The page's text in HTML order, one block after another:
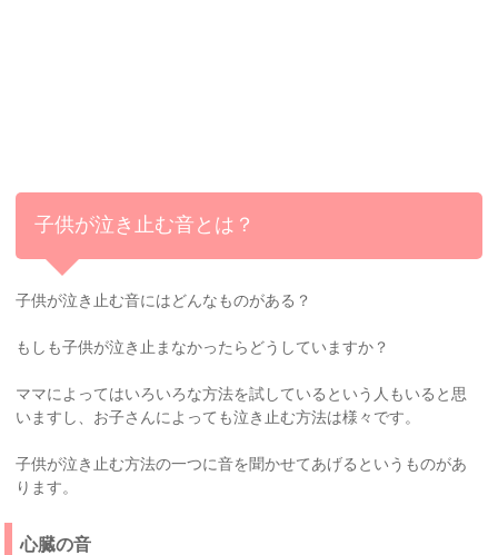
子供が泣き止む音とは？
子供が泣き止む音にはどんなものがある？
もしも子供が泣き止まなかったらどうしていますか？
ママによってはいろいろな方法を試しているという人もいると思
いますし、お子さんによっても泣き止む方法は様々です。
子供が泣き止む方法の一つに音を聞かせてあげるというものがあ
ります。
心臓の音